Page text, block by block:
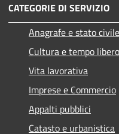
CATEGORIE DI SERVIZIO
Anagrafe e stato civile
Cultura e tempo libero
Vita lavorativa
Imprese e Commercio
Appalti pubblici
Catasto e urbanistica